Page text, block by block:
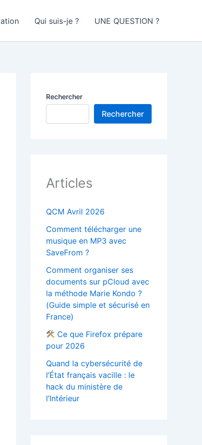
Qui suis-je ? UNE QUESTION ?
Rechercher
Rechercher
Articles
QCM Avril 2026
Comment télécharger une
musique en MP3 avec
SaveFrom ?
Comment organiser ses
documents sur pCloud avec
la méthode Marie Kondo ?
(Guide simple et sécurisé en
France)
Ce que Firefox prépare
pour 2026
Quand la cybersécurité de
l’État français vacille : le
hack du ministère de
l’Intérieur